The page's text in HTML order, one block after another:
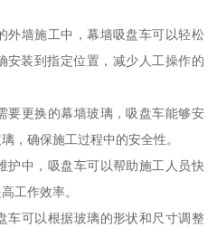
外墙施工中，幕墙吸盘车可以轻松
安装到指定位置，减少人工操作的
要更换的幕墙玻璃，吸盘车能够安
，确保施工过程中的安全性。
护中，吸盘车可以帮助施工人员快
工作效率。
车可以根据玻璃的形状和尺寸调整